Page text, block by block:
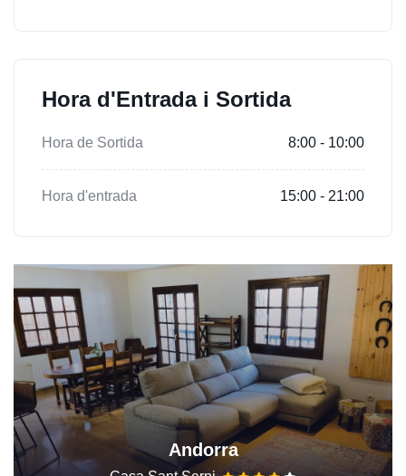
Hora d'Entrada i Sortida
Hora de Sortida 8:00 - 10:00
Hora d'entrada 15:00 - 21:00
Andorra